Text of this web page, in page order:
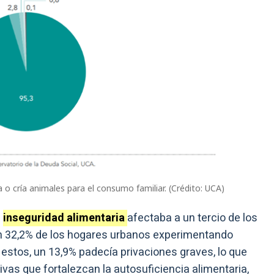
cría animales para el consumo familiar. (Crédito: UCA)
inseguridad alimentariaafectaba a un tercio de los
de los hogares urbanos experimentando
un 13,9% padecía privaciones graves, lo que
que fortalezcan la autosuficiencia alimentaria,